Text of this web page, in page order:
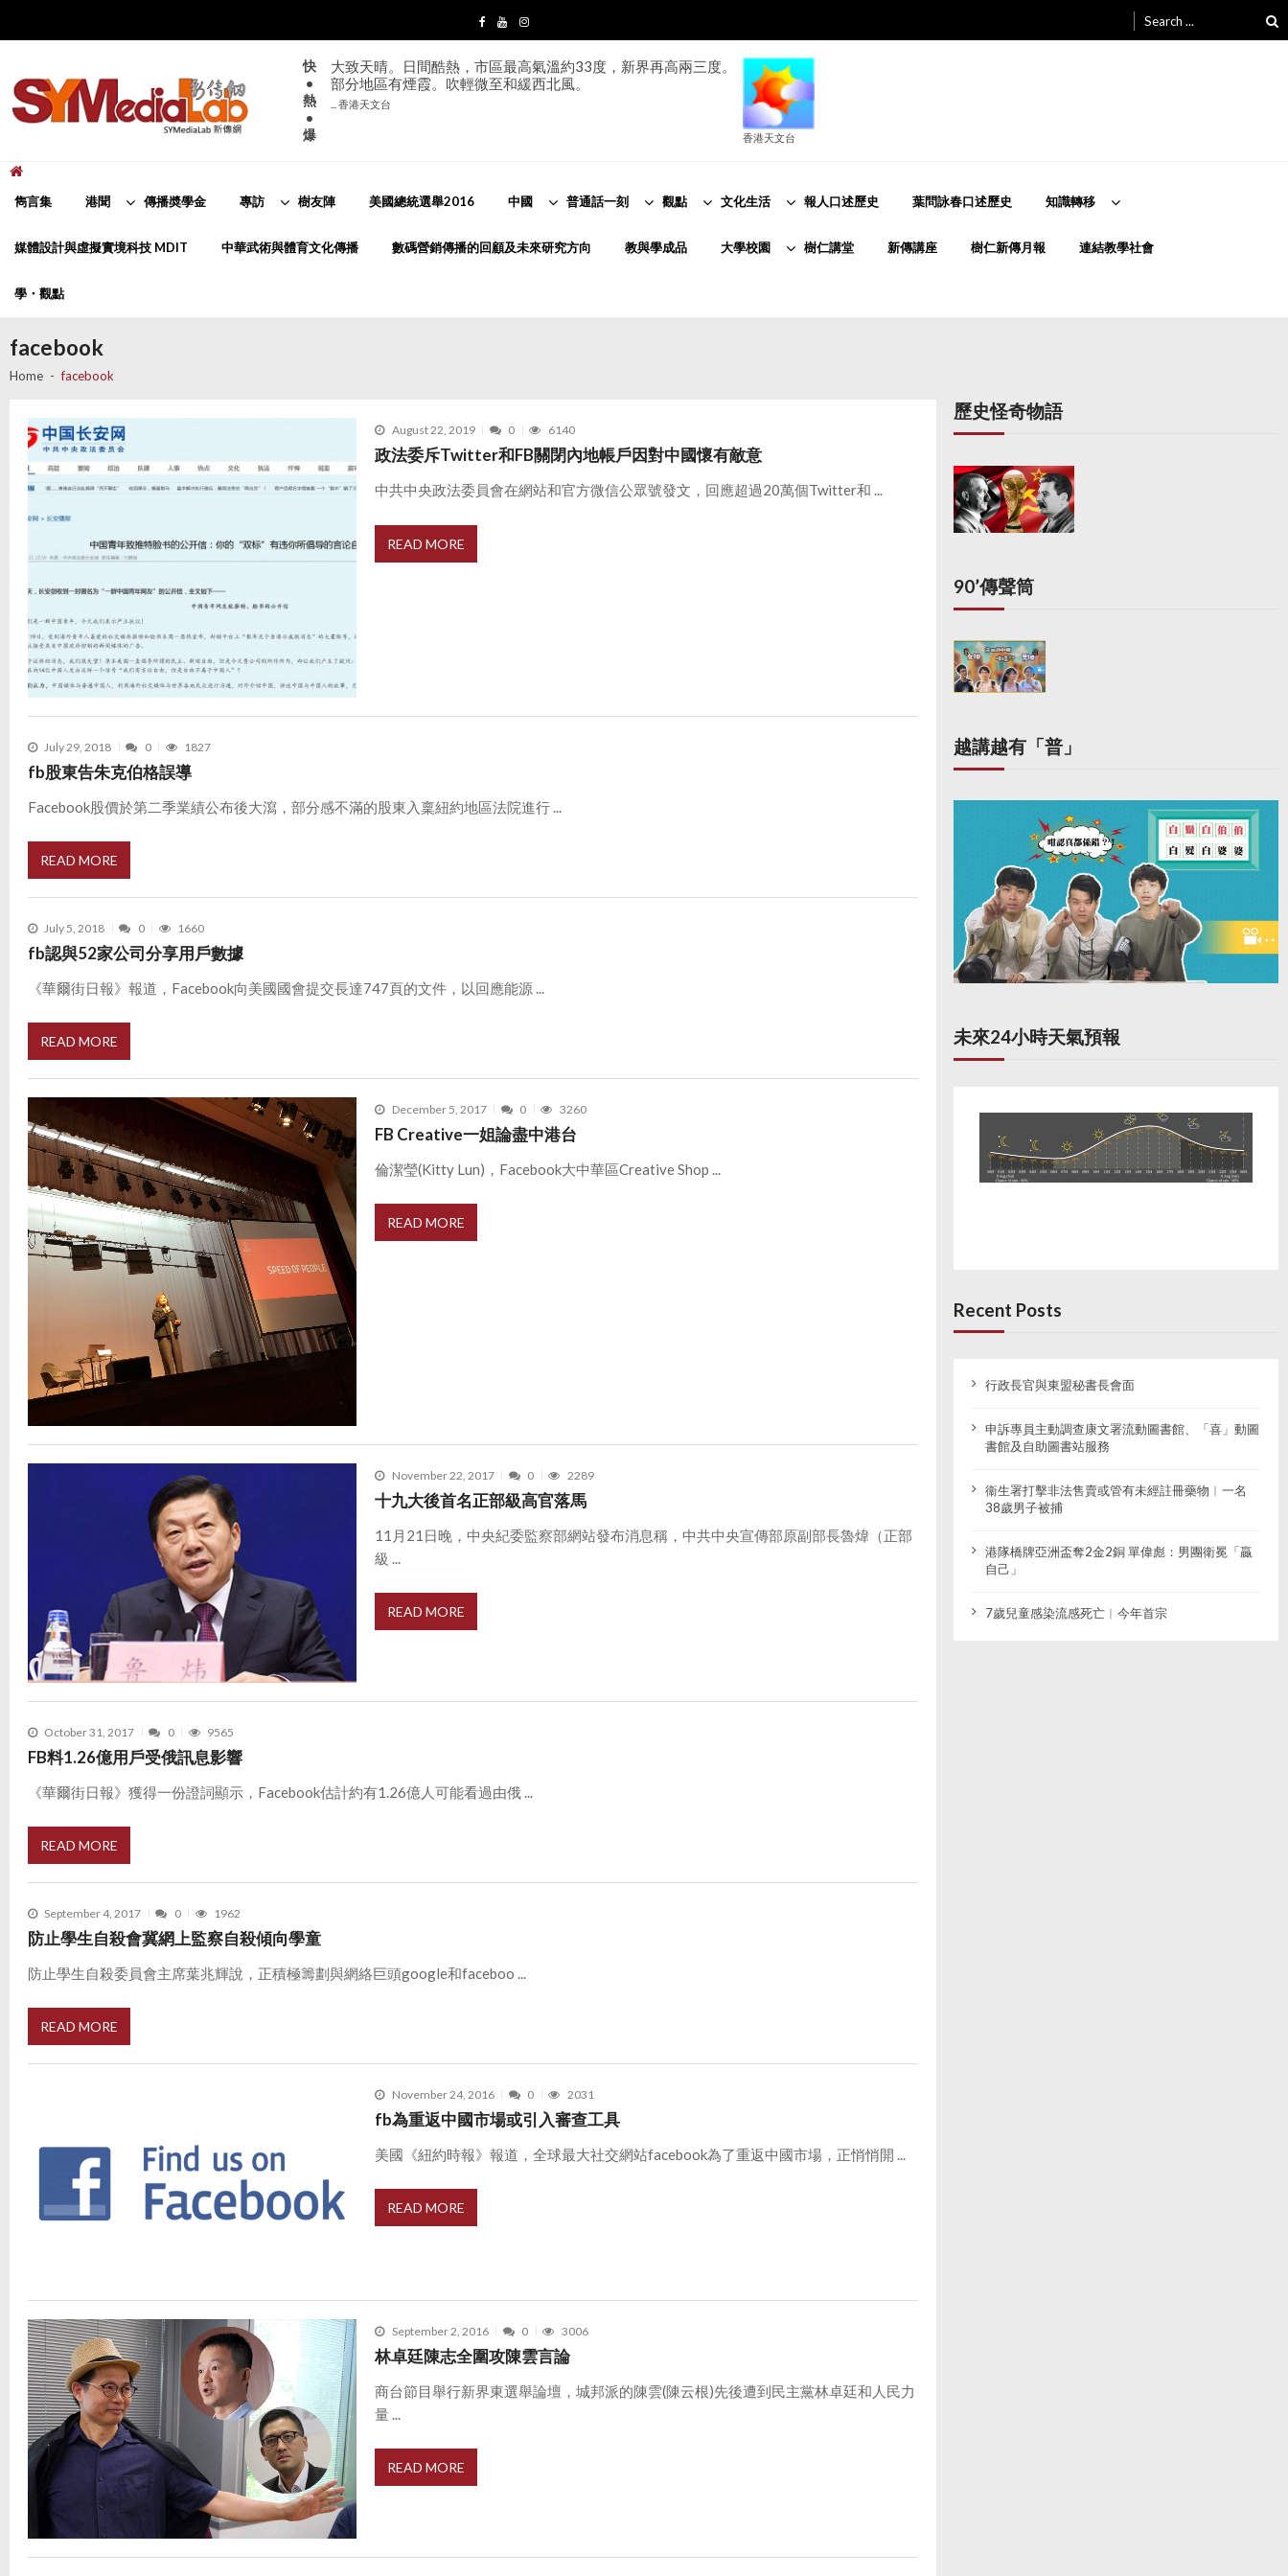
navigation
content
for:
快
•
熱
•
爆
大致天晴。日間酷熱，市區最高氣溫約33度，新界再高兩三度。
部分地區有煙霞。吹輕微至和緩西北風。
... 香港天文台
香港天文台
雋言集 港聞 傳播奬學金 專訪 樹友陣 美國總統選舉2016 中國 普通話一刻 觀點 文化生活 報人口述歷史 葉問詠春口述歷史 知識轉移
媒體設計與虛擬實境科技 MDIT 中華武術與體育文化傳播 數碼營銷傳播的回顧及未來研究方向 教與學成品 大學校園 樹仁講堂 新傳講座 樹仁新傳月報 連結教學社會
學・觀點
facebook
Home facebook
August 22, 2019 0 6140
政法委斥Twitter和FB關閉內地帳戶因對中國懷有敵意
中共中央政法委員會在網站和官方微信公眾號發文，回應超過20萬個Twitter和 ...
READ MORE
July 29, 2018 0 1827
fb股東告朱克伯格誤導
Facebook股價於第二季業績公布後大瀉，部分感不滿的股東入稟紐約地區法院進行 ...
READ MORE
July 5, 2018 0 1660
fb認與52家公司分享用戶數據
《華爾街日報》報道，Facebook向美國國會提交長達747頁的文件，以回應能源 ...
READ MORE
December 5, 2017 0 3260
FB Creative一姐論盡中港台
倫潔瑩(Kitty Lun)，Facebook大中華區Creative Shop ...
READ MORE
November 22, 2017 0 2289
十九大後首名正部級高官落馬
11月21日晚，中央紀委監察部網站發布消息稱，中共中央宣傳部原副部長魯煒（正部
級 ...
READ MORE
October 31, 2017 0 9565
FB料1.26億用戶受俄訊息影響
《華爾街日報》獲得一份證詞顯示，Facebook估計約有1.26億人可能看過由俄 ...
READ MORE
September 4, 2017 0 1962
防止學生自殺會冀網上監察自殺傾向學童
防止學生自殺委員會主席葉兆輝說，正積極籌劃與網絡巨頭google和faceboo ...
READ MORE
November 24, 2016 0 2031
fb為重返中國市場或引入審查工具
美國《紐約時報》報道，全球最大社交網站facebook為了重返中國市場，正悄悄開 ...
READ MORE
September 2, 2016 0 3006
林卓廷陳志全圍攻陳雲言論
商台節目舉行新界東選舉論壇，城邦派的陳雲(陳云根)先後遭到民主黨林卓廷和人民力
量 ...
READ MORE
歷史怪奇物語
90’傳聲筒
越講越有「普」
未來24小時天氣預報
Recent Posts
行政長官與東盟秘書長會面
申訴專員主動調查康文署流動圖書館、「喜」動圖
書館及自助圖書站服務
衞生署打擊非法售賣或管有未經註冊藥物︱一名
38歲男子被捕
港隊橋牌亞洲盃奪2金2銅 單偉彪：男團衛冕「贏
自己」
7歲兒童感染流感死亡︱今年首宗